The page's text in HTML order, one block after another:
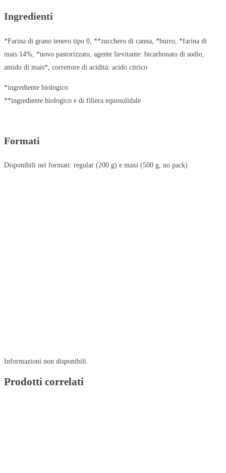
Ingredienti
*Farina di grano tenero tipo 0, **zucchero di canna, *burro, *farina di
mais 14%, *uovo pastorizzato, agente lievitante: bicarbonato di sodio,
amido di mais*, correttore di acidità: acido citrico
*ingrediente biologico
**ingrediente biologico e di filiera equosolidale
Formati
Disponibili nei formati: regular (200 g) e maxi (500 g, no pack)
Informazioni non disponibili.
Prodotti correlati